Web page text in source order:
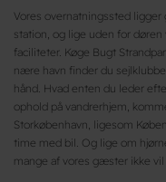
Vores overnatningssted
station, og lige uden for
faciliteter. Køge Bugt
nære havn finder du
hånd. Hvad enten du leder
ophold på vandrerhjem,
Storkøbenhavn, ligesom
time med bil. Og lige om
mange af vores gæster ikke vil